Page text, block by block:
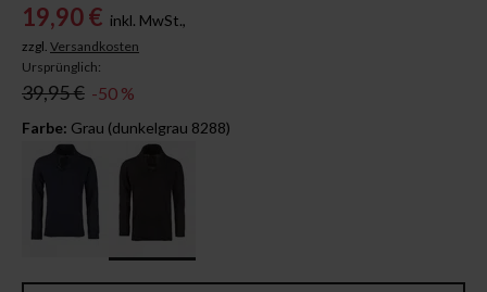
19,90 € inkl. MwSt.,
zzgl. Versandkosten
Ursprünglich:
39,95 € -50 %
Farbe: Grau (dunkelgrau 8288)